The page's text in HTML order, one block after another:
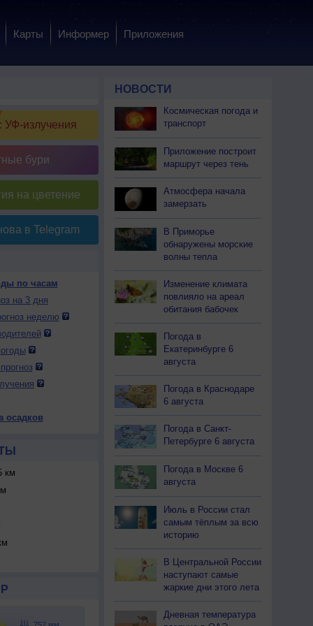
Карты Информер Приложения
УФ-излучения
бури
на цветение
в Telegram
по часам
на 3 дня
неделю
осадков
км
НОВОСТИ
Космическая погода и
транспорт
Приложение построит
маршрут через тень
Атмосфера начала
замерзать
В Приморье
обнаружены морские
волны тепла
Изменение климата
повлияло на ареал
обитания бабочек
Погода в
Екатеринбурге 6
августа
Погода в Краснодаре
6 августа
Погода в Санкт-
Петербурге 6 августа
Погода в Москве 6
августа
Июль в России стал
самым тёплым за всю
историю
В Центральной России
наступают самые
жаркие дни этого лета
Дневная температура